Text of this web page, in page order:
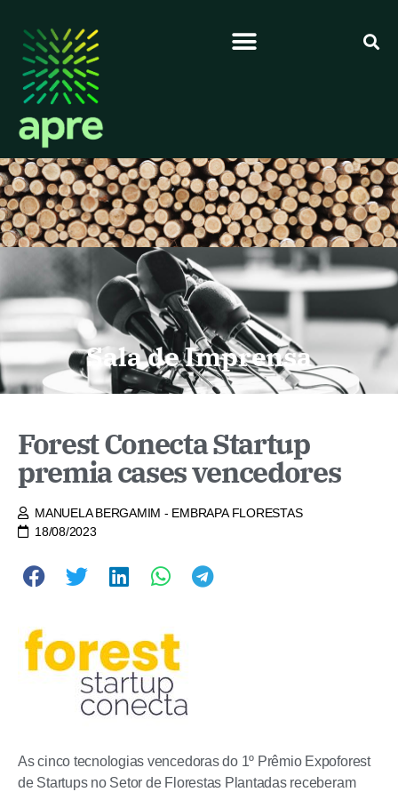
Sala de Imprensa
Forest Conecta Startup
premia cases vencedores
MANUELA BERGAMIM - EMBRAPA FLORESTAS
18/08/2023
As cinco tecnologias vencedoras do 1º Prêmio Expoforest
de Startups no Setor de Florestas Plantadas receberam